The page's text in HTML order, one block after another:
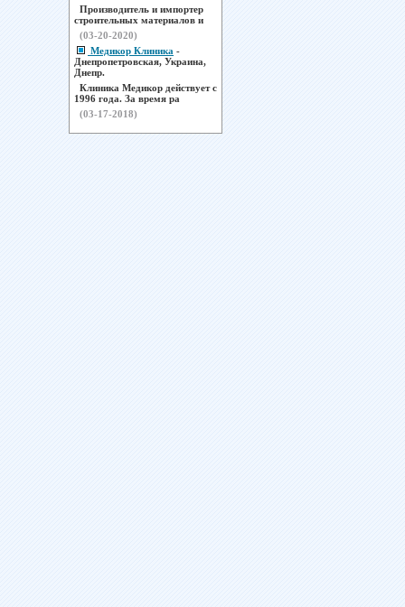
Производитель и импортер
строительных материалов и
(03-20-2020)
Медикор Клиника -
Днепропетровская, Украина,
Днепр.
Клиника Медикор действует с
1996 года. За время ра
(03-17-2018)